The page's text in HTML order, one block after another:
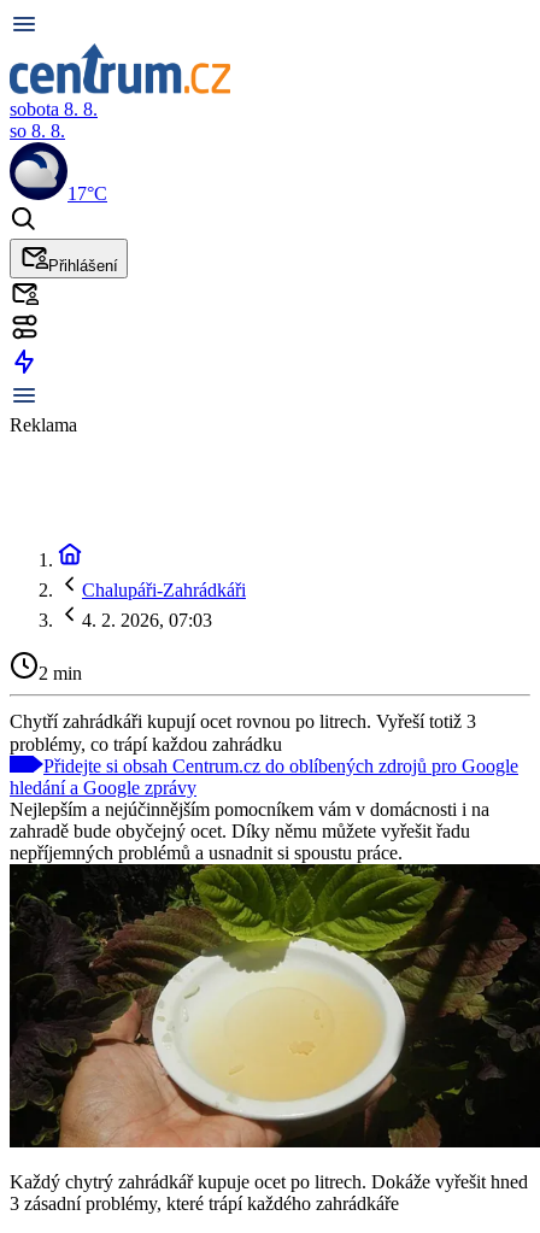
sobota 8. 8.
so 8. 8.
17°C
Přihlášení
Reklama
Chalupáři-Zahrádkáři
4. 2. 2026, 07:03
2 min
Chytří zahrádkáři kupují ocet rovnou po litrech. Vyřeší totiž 3
problémy, co trápí každou zahrádku
Přidejte si obsah Centrum.cz do oblíbených zdrojů pro Google
hledání a Google zprávy
Nejlepším a nejúčinnějším pomocníkem vám v domácnosti i na
zahradě bude obyčejný ocet. Díky němu můžete vyřešit řadu
nepříjemných problémů a usnadnit si spoustu práce.
Každý chytrý zahrádkář kupuje ocet po litrech. Dokáže vyřešit hned
3 zásadní problémy, které trápí každého zahrádkáře